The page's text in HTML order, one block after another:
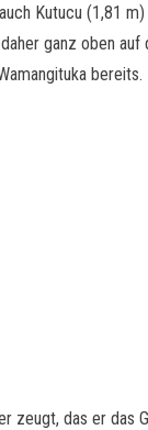
Kutucu (1,81
ganz oben
bereits.
zeugt, das er